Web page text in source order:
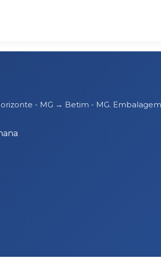
- MG → Betim - MG.